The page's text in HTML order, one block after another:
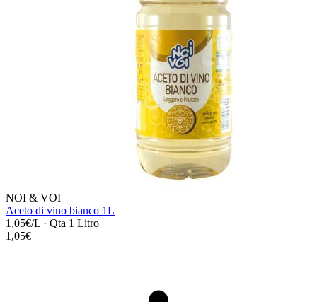
NOI & VOI
Aceto di vino bianco 1L
1,05€/L · Qta 1 Litro
1,05€